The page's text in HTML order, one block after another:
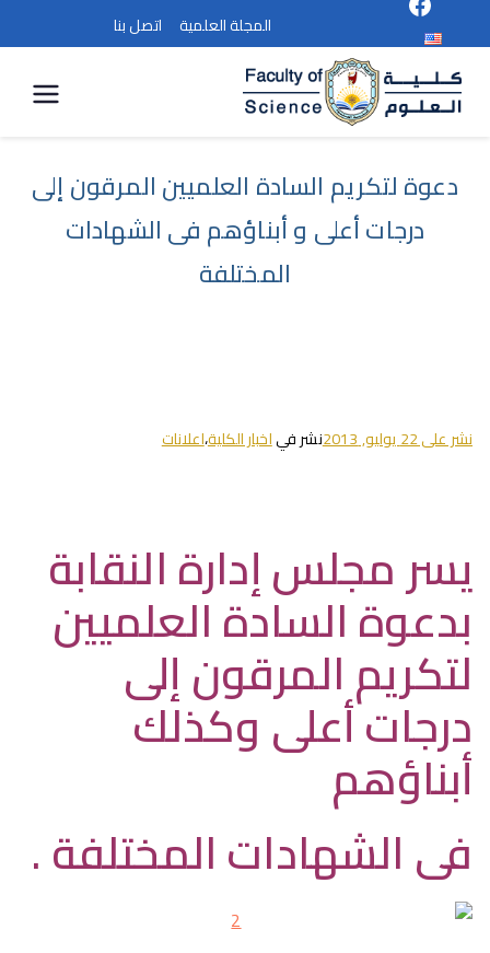
المجلة العلمية اتصل بنا
العلوم
دعوة لتكريم السادة العلميين المرقون إلى
درجات أعلى و أبناؤهم فى الشهادات
المختلفة
نشر على22 يوليو, 2013 نشر فياخبار الكلية،اعلانات
يسر مجلس إدارة النقابة
بدعوة السادة العلميين
لتكريم المرقون إلى
درجات أعلى وكذلك
أبناؤهم
فى الشهادات المختلفة .